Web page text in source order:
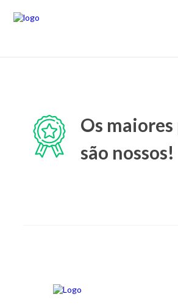
Os
são nossos!